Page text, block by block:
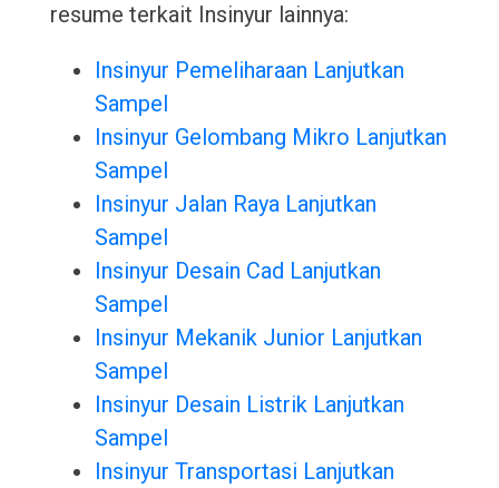
resume terkait Insinyur lainnya:
Insinyur Pemeliharaan Lanjutkan
Sampel
Insinyur Gelombang Mikro Lanjutkan
Sampel
Insinyur Jalan Raya Lanjutkan
Sampel
Insinyur Desain Cad Lanjutkan
Sampel
Insinyur Mekanik Junior Lanjutkan
Sampel
Insinyur Desain Listrik Lanjutkan
Sampel
Insinyur Transportasi Lanjutkan